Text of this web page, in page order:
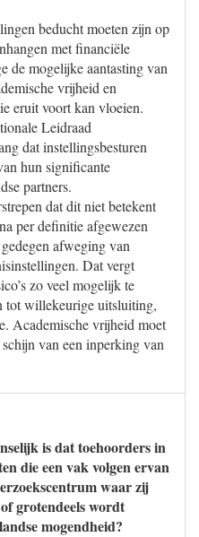
beducht moeten zijn op
met financiële
de mogelijke aantasting van
vrijheid en
eruit voort kan vloeien.
Leidraad
dat instellingsbesturen
hun significante
partners.
dat dit niet betekent
per definitie afgewezen
afweging van
Dat vergt
zo veel mogelijk te
tot willekeurige uitsluiting,
Academische vrijheid moet
van een inperking van
is dat toehoorders in
die een vak volgen ervan
waar zij
grotendeels wordt
mogendheid?